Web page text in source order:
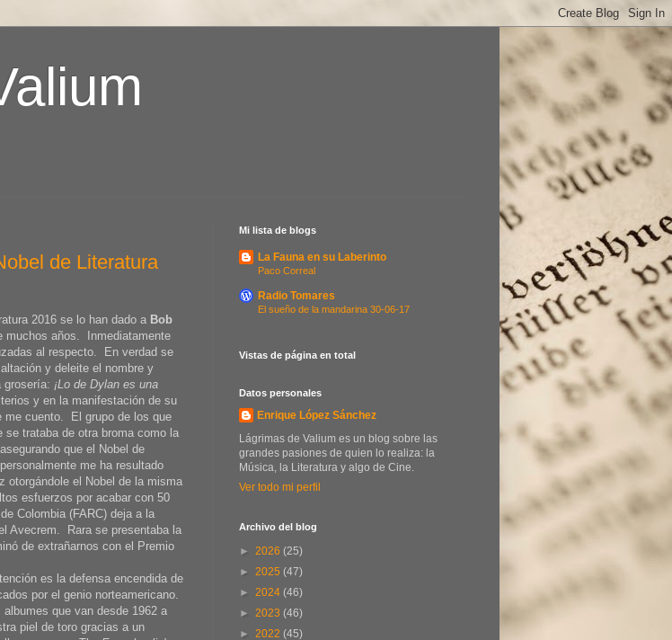
de Literatura
2016 se lo han dado a Bob
muchos años. Inmediatamente
al respecto. En verdad se
y deleite el nombre y
grosería: ¡Lo de Dylan es una
y en la manifestación de su
me cuento. El grupo de los que
se trataba de otra broma como la
que el Nobel de
me ha resultado
otorgándole el Nobel de la misma
esfuerzos por acabar con 50
Colombia (FARC) deja a la
Avecrem. Rara se presentaba la
de extrañarnos con el Premio
es la defensa encendida de
por el genio norteamericano.
que van desde 1962 a
piel de toro gracias a un
Mi lista de blogs
La Fauna en su Laberinto
Paco Correal
Radio Tomares
El sueño de la mandarina 30-06-17
Vistas de página en total
Datos personales
Enrique López Sánchez
Lágrimas de Valium es un blog sobre las
grandes pasiones de quien lo realiza: la
Música, la Literatura y algo de Cine.
Ver todo mi perfil
Archivo del blog
► 2026 (25)
► 2025 (47)
► 2024 (46)
► 2023 (46)
► 2022 (45)